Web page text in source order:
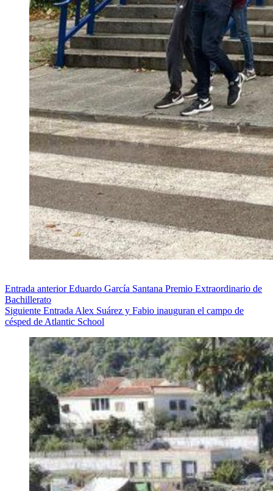
Entrada anteriorEduardo García Santana Premio Extraordinario de
Bachillerato
Siguiente EntradaAlex Suárez y Fabio inauguran el campo de
césped de Atlantic School